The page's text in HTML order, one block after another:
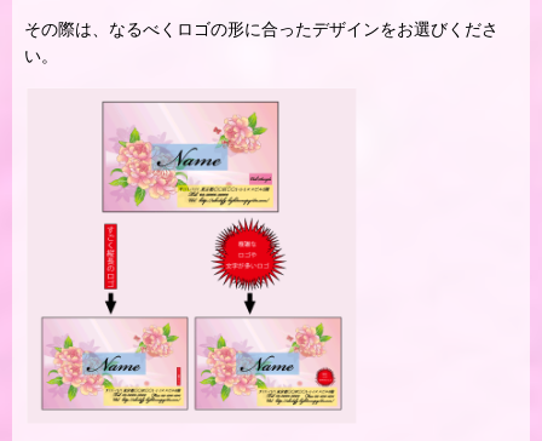
その際は、なるべくロゴの形に合ったデザインをお選びくださ
い。